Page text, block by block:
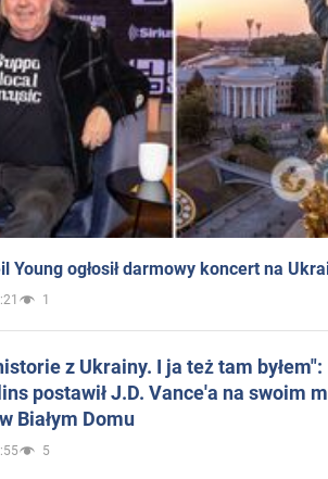
Young ogłosił darmowy koncert na
1
z Ukrainy. I ja też tam
postawił J.D. Vance'a na swoim
Białym Domu
5